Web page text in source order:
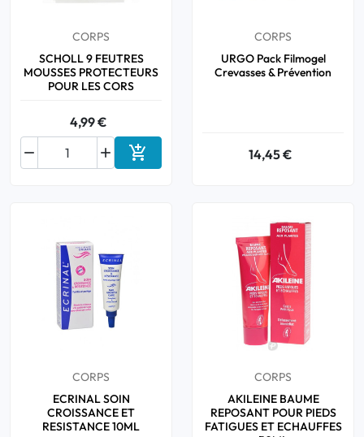
CORPS
SCHOLL 9 FEUTRES
MOUSSES PROTECTEURS
POUR LES CORS
4,99 €

 Ajouter au panier
CORPS
URGO Pack Filmogel
Crevasses & Prévention
14,45 €
CORPS
ECRINAL SOIN
CROISSANCE ET
RESISTANCE 10ML
CORPS
AKILEINE BAUME
REPOSANT POUR PIEDS
FATIGUES ET ECHAUFFES